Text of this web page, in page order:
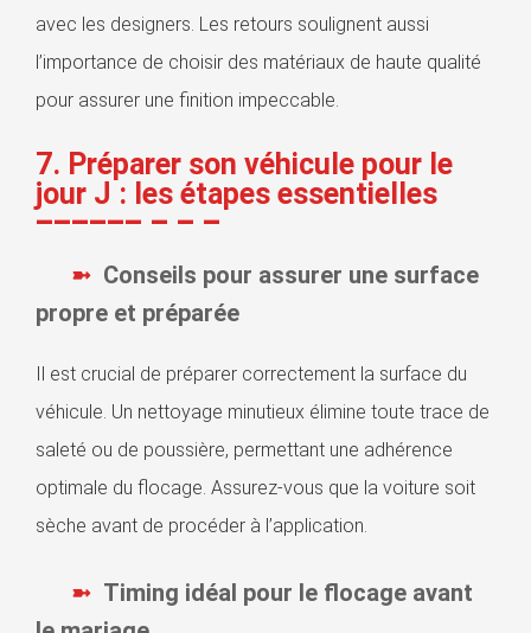
avec les designers. Les retours soulignent aussi
l’importance de choisir des matériaux de haute qualité
pour assurer une finition impeccable.
7. Préparer son véhicule pour le
jour J : les étapes essentielles
Conseils pour assurer une surface
propre et préparée
Il est crucial de préparer correctement la surface du
véhicule. Un nettoyage minutieux élimine toute trace de
saleté ou de poussière, permettant une adhérence
optimale du flocage. Assurez-vous que la voiture soit
sèche avant de procéder à l’application.
Timing idéal pour le flocage avant